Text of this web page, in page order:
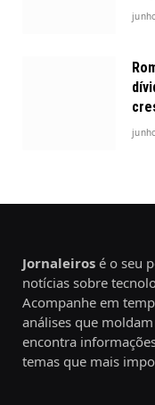
Jornaleiros é o seu
notícias sobre
Acompanhe em
análises que
encontra
temas que mais